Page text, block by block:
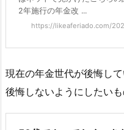
2年施行の年金改 ...
https://likeaferiado.com/
現在の年金世代が後悔し
後悔しないようにしたいも